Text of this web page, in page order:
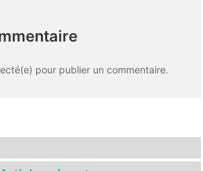
pour publier un commentaire.